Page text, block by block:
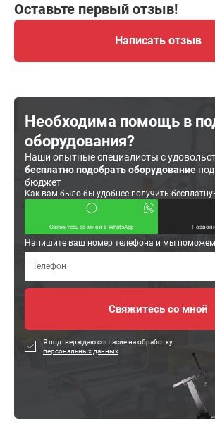
Оставьте первый отзыв!
Написать отзыв
Необходима помощь в
оборудования?
Наши опытные специалисты с
бесплатно подобрать оборудование
бюджет
Как вам было бы удобнее получить
Свяжитесь со мной в WhatsApp
Напишите ваш номер телефона и мы
Я подтверждаю согласие на обработку
персональных данных